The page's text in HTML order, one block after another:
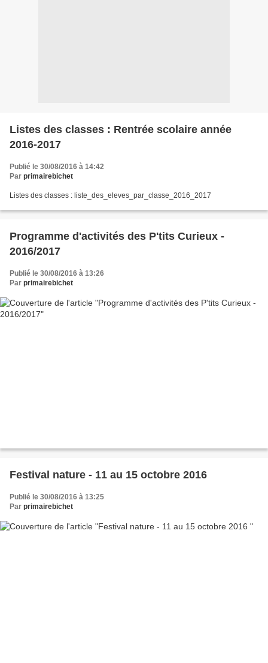
Listes des classes : Rentrée scolaire année
2016-2017
Publié le 30/08/2016 à 14:42
Par primairebichet
Listes des classes : liste_des_eleves_par_classe_2016_2017
Programme d'activités des P'tits Curieux -
2016/2017
Publié le 30/08/2016 à 13:26
Par primairebichet
Festival nature - 11 au 15 octobre 2016
Publié le 30/08/2016 à 13:25
Par primairebichet